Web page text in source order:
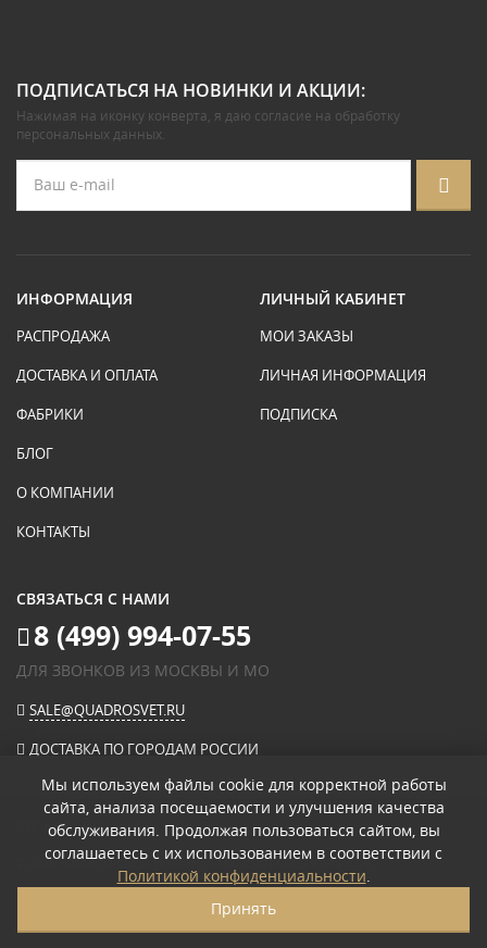
ПОДПИСАТЬСЯ НА НОВИНКИ И АКЦИИ:
Нажимая на иконку конверта, я даю согласие на обработку
персональных данных.
ИНФОРМАЦИЯ
РАСПРОДАЖА
ДОСТАВКА И ОПЛАТА
ФАБРИКИ
БЛОГ
О КОМПАНИИ
КОНТАКТЫ
ЛИЧНЫЙ КАБИНЕТ
МОИ ЗАКАЗЫ
ЛИЧНАЯ ИНФОРМАЦИЯ
ПОДПИСКА
СВЯЗАТЬСЯ С НАМИ
8 (499) 994-07-55
ДЛЯ ЗВОНКОВ ИЗ МОСКВЫ И МО
SALE@QUADROSVET.RU
ДОСТАВКА ПО ГОРОДАМ РОССИИ
ОПЛАЧИВАЙТЕ ПРИ ПОЛУЧЕНИИ
© 2026«КВАДРО СВЕТ» ИНТЕРНЕТ-МАГАЗИН СВЕТИЛЬНИКОВ.
ПОЛИТИКА КОНФИДЕНЦИАЛЬНОСТИ
Мы используем файлы cookie для корректной работы
сайта, анализа посещаемости и улучшения качества
обслуживания. Продолжая пользоваться сайтом, вы
соглашаетесь с их использованием в соответствии с
Политикой конфиденциальности.
Принять